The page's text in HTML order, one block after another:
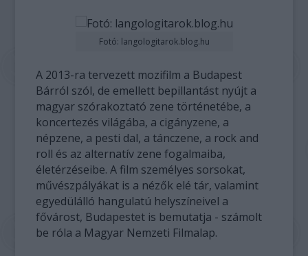
Fotó: langologitarok.blog.hu
A 2013-ra tervezett mozifilm a Budapest
Bárról szól, de emellett bepillantást nyújt a
magyar szórakoztató zene történetébe, a
koncertezés világába, a cigányzene, a
népzene, a pesti dal, a tánczene, a rock and
roll és az alternatív zene fogalmaiba,
életérzéseibe. A film személyes sorsokat,
művészpályákat is a nézők elé tár, valamint
egyedülálló hangulatú helyszíneivel a
fővárost, Budapestet is bemutatja - számolt
be róla a Magyar Nemzeti Filmalap.